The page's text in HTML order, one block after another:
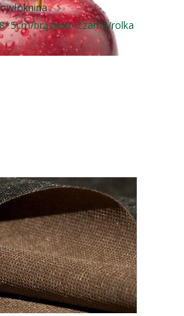
brązowo-czarna/rolka